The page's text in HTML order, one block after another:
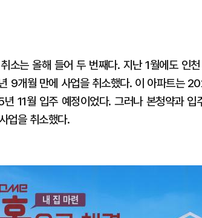
소는 올해 들어 두 번째다. 지난 1월에도 인
9개월 만에 사업을 취소했다. 이 아파트는
11월 입주 예정이었다. 그러나 본청약과 입
업을 취소했다.